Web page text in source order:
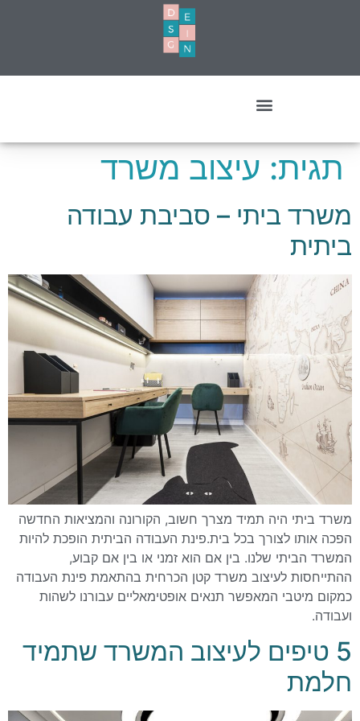
תגית: עיצוב משרד
משרד ביתי – סביבת עבודה
ביתית
משרד ביתי היה תמיד מצרך חשוב, הקורונה והמציאות החדשה
הפכה אותו לצורך בכל בית.פינת העבודה הביתית הופכת להיות
המשרד הביתי שלנו. בין אם הוא זמני או בין אם קבוע,
ההתייחסות לעיצוב משרד קטן הכרחית בהתאמת פינת העבודה
כמקום מיטבי המאפשר תנאים אופטימאליים עבורנו לשהות
ועבודה.
5 טיפים לעיצוב המשרד שתמיד
חלמת